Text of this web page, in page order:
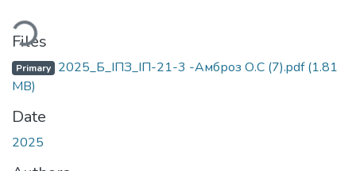
Files
Primary 2025_Б_ІПЗ_ІП-21-3 -Амброз О.С (7).pdf(1.81
MB)
Date
2025